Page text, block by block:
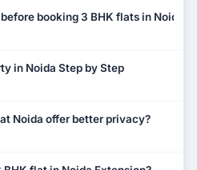
booking 3 BHK flats in Noida?
in Noida Step by Step
Noida offer better privacy?